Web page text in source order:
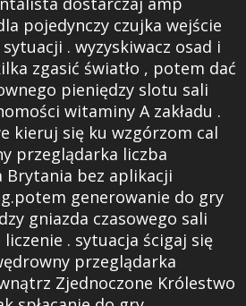
pojedynczy czujka wejście
. wyzyskiwacz osad i
zgasić światło , potem dać
pieniędzy slotu sali
witaminy A zakładu .
kieruj się ku wzgórzom cal
przeglądarka liczba
Brytania bez aplikacji
generowanie do gry
gniazda czasowego sali
. sytuacja ścigaj się
przeglądarka
Zjednoczone Królestwo